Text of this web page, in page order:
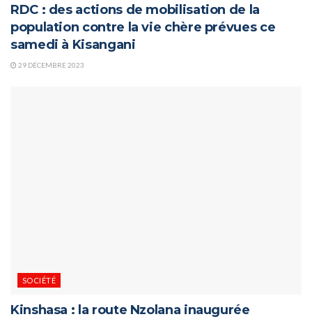
RDC : des actions de mobilisation de la
population contre la vie chère prévues ce
samedi à Kisangani
29 DÉCEMBRE 2023
SOCIÉTÉ
Kinshasa : la route Nzolana inaugurée